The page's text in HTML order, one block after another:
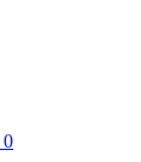
0